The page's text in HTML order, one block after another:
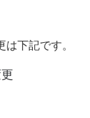
下記です。